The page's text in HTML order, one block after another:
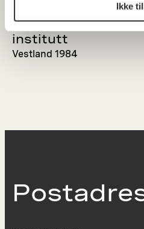
Ikke
UiB Universitetet i
institutt
Vestland 1984